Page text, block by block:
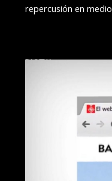
repercusión en
DIGITAL